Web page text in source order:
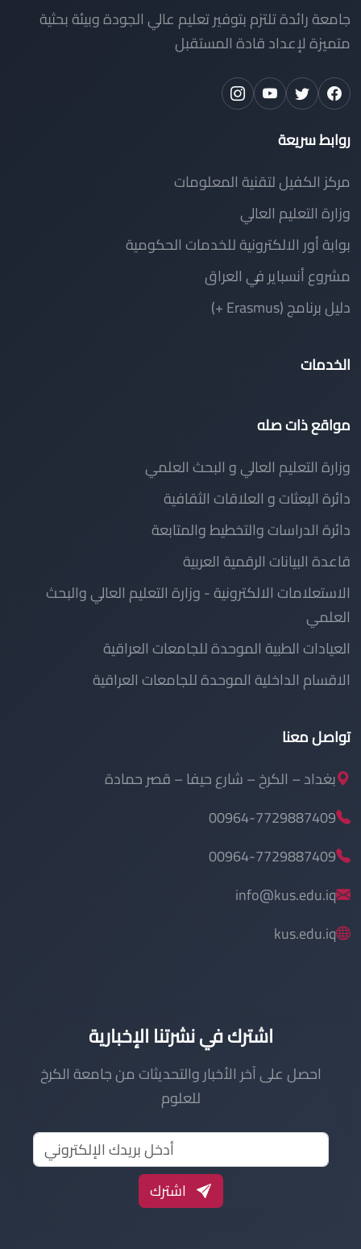
جامعة رائدة تلتزم بتوفير تعليم عالي الجودة وبيئة بحثية
متميزة لإعداد قادة المستقبل
روابط سريعة
مركز الكفيل لتقنية المعلومات
وزارة التعليم العالي
بوابة أور الالكترونية للخدمات الحكومية
مشروع أنسباير في العراق
دليل برنامج (Erasmus +)
الخدمات
مواقع ذات صله
وزارة التعليم العالي و البحث العلمي
دائرة البعثات و العلاقات الثقافية
دائرة الدراسات والتخطيط والمتابعة
قاعدة البيانات الرقمية العربية
الاستعلامات الالكترونية - وزارة التعليم العالي والبحث
العلمي
العيادات الطبية الموحدة للجامعات العراقية
الاقسام الداخلية الموحدة للجامعات العراقية
تواصل معنا
بغداد – الكرخ – شارع حيفا – قصر حمادة
00964-7729887409
00964-7729887409
info@kus.edu.iq
kus.edu.iq
اشترك في نشرتنا الإخبارية
احصل على آخر الأخبار والتحديثات من جامعة الكرخ
للعلوم